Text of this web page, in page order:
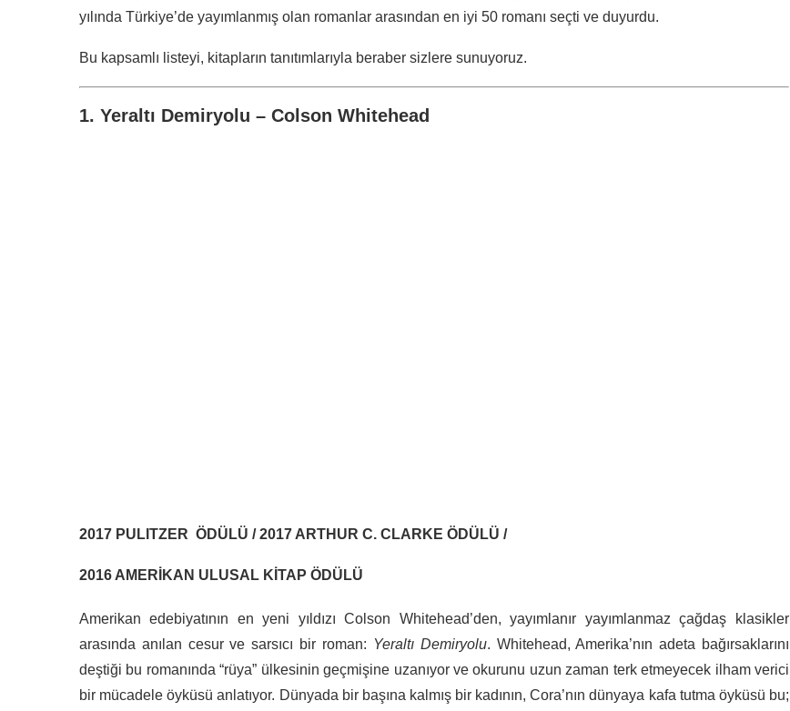
yılında Türkiye’de yayımlanmış olan romanlar arasından en iyi 50 romanı seçti ve duyurdu.
Bu kapsamlı listeyi, kitapların tanıtımlarıyla beraber sizlere sunuyoruz.
1. Yeraltı Demiryolu – Colson Whitehead
2017 PULITZER ÖDÜLÜ / 2017 ARTHUR C. CLARKE ÖDÜLÜ /
2016 AMERİKAN ULUSAL KİTAP ÖDÜLÜ
Amerikan edebiyatının en yeni yıldızı Colson Whitehead’den, yayımlanır yayımlanmaz çağdaş klasikler
arasında anılan cesur ve sarsıcı bir roman: Yeraltı Demiryolu. Whitehead, Amerika’nın adeta bağırsaklarını
deştiği bu romanında “rüya” ülkesinin geçmişine uzanıyor ve okurunu uzun zaman terk etmeyecek ilham verici
bir mücadele öyküsü anlatıyor. Dünyada bir başına kalmış bir kadının, Cora’nın dünyaya kafa tutma öyküsü bu;